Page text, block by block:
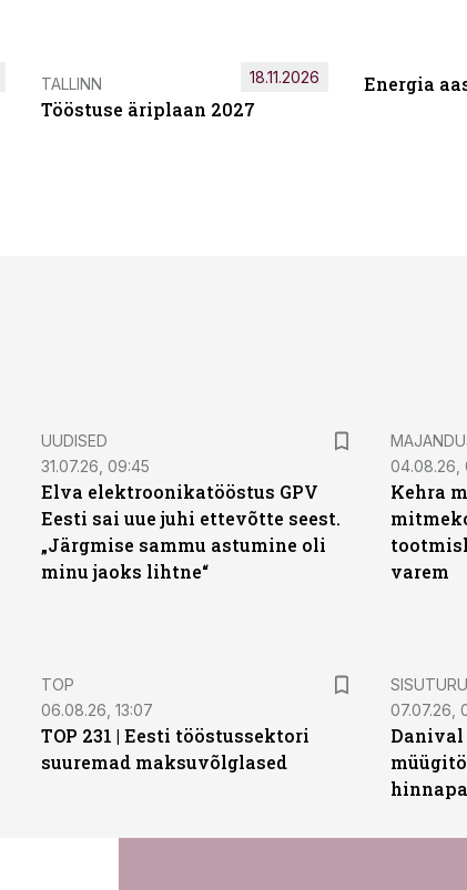
TALLINN
Tööstuse äriplaan 2027
18.11.2026 Energia
UUDISED
31.07.26, 09:45
Elva elektroonikatööstus GPV
Eesti sai uue juhi ettevõtte seest.
„Järgmise sammu astumine oli
minu jaoks lihtne“
04.08.26,
Kehra
varem
TOP
06.08.26, 13:07
TOP 231 | Eesti tööstussektori
suuremad maksuvõlglased
ST
07.07.26,
Danival